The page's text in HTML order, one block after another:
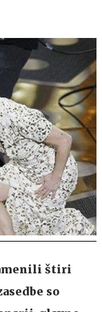
štiri
so